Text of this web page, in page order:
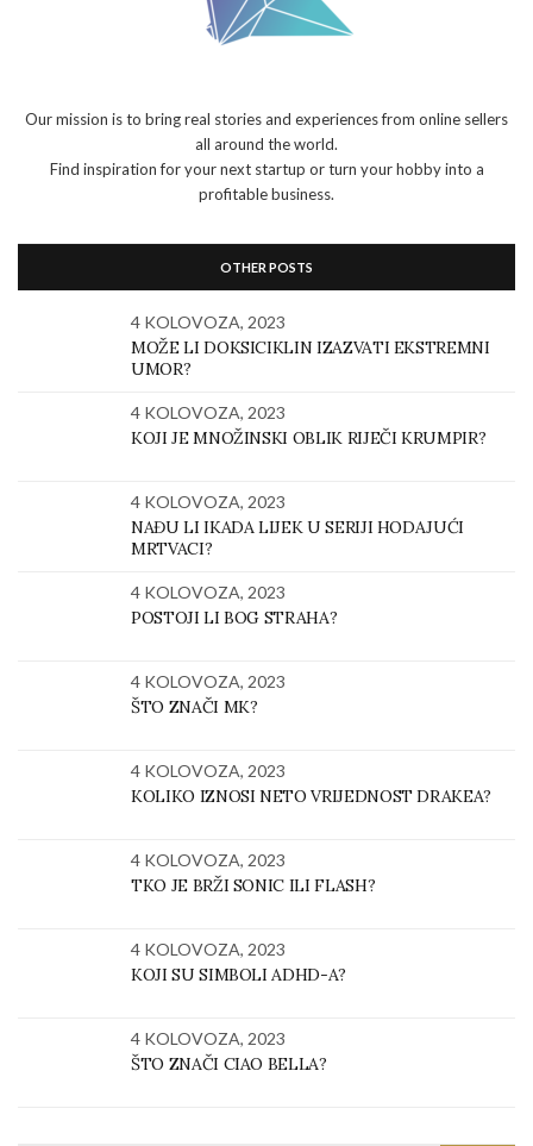
Our mission is to bring real stories and experiences from online sellers
all around the world.
Find inspiration for your next startup or turn your hobby into a
profitable business.
OTHER POSTS
4 KOLOVOZA, 2023
MOŽE LI DOKSICIKLIN IZAZVATI EKSTREMNI
UMOR?
4 KOLOVOZA, 2023
KOJI JE MNOŽINSKI OBLIK RIJEČI KRUMPIR?
4 KOLOVOZA, 2023
NAĐU LI IKADA LIJEK U SERIJI HODAJUĆI
MRTVACI?
4 KOLOVOZA, 2023
POSTOJI LI BOG STRAHA?
4 KOLOVOZA, 2023
ŠTO ZNAČI MK?
4 KOLOVOZA, 2023
KOLIKO IZNOSI NETO VRIJEDNOST DRAKEA?
4 KOLOVOZA, 2023
TKO JE BRŽI SONIC ILI FLASH?
4 KOLOVOZA, 2023
KOJI SU SIMBOLI ADHD-A?
4 KOLOVOZA, 2023
ŠTO ZNAČI CIAO BELLA?